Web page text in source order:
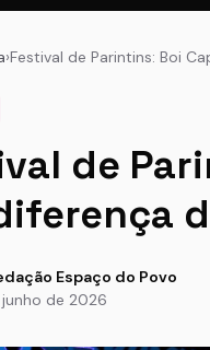
›Festival de Parintins: Boi
de
Espaço do Povo
de 2026